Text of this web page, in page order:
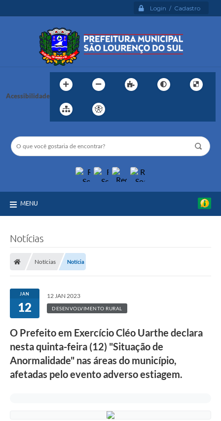
Login / Cadastro
Acessibilidade
MENU
Notícias
Notícias Notícia
JAN
12
12 JAN 2023
DESENVOLVIMENTO RURAL
O Prefeito em Exercício Cléo Uarthe declara
nesta quinta-feira (12) "Situação de
Anormalidade" nas áreas do município,
afetadas pelo evento adverso estiagem.